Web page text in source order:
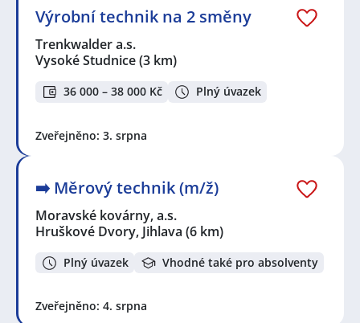
Výrobní technik na 2 směny
Trenkwalder a.s.
Vysoké Studnice(3 km)
36 000 – 38 000 Kč Plný úvazek
Zveřejněno: 3. srpna
➡️​ Měrový technik (m/ž)
Moravské kovárny, a.s.
Hruškové Dvory, Jihlava (6 km)
Plný úvazek Vhodné také pro absolventy
Zveřejněno: 4. srpna